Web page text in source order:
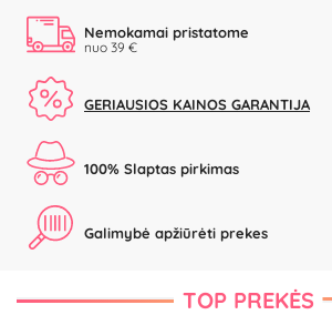
Nemokamai pristatome
nuo 39 €
GERIAUSIOS KAINOS GARANTIJA
100% Slaptas pirkimas
Galimybė apžiūrėti prekes
TOP PREKĖS